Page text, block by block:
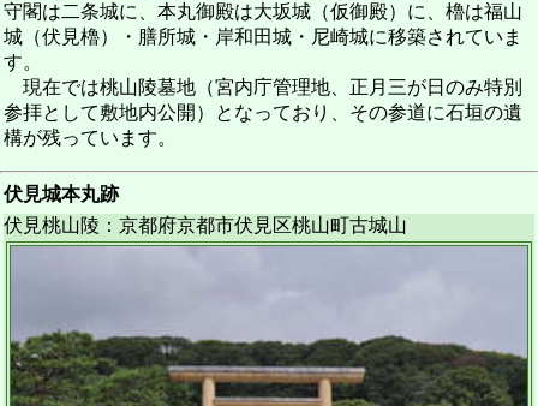
守閣は二条城に、本丸御殿は大坂城（仮御殿）に、櫓は福山
城（伏見櫓）・膳所城・岸和田城・尼崎城に移築されていま
す。
現在では桃山陵墓地（宮内庁管理地、正月三が日のみ特別
参拝として敷地内公開）となっており、その参道に石垣の遺
構が残っています。
伏見城本丸跡
伏見桃山陵：京都府京都市伏見区桃山町古城山